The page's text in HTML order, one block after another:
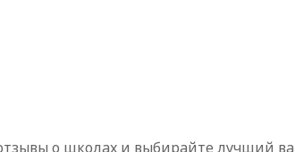
о школах и выбирайте лучший